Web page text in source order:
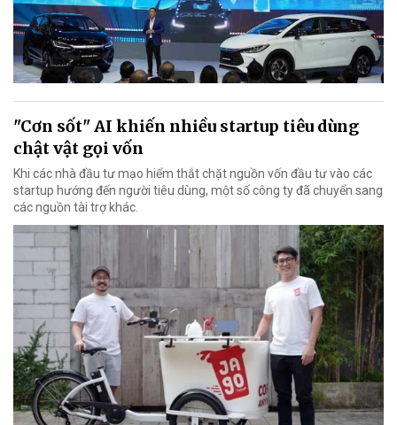
"Cơn sốt" AI khiến nhiều startup tiêu dùng
chật vật gọi vốn
Khi các nhà đầu tư mạo hiểm thắt chặt nguồn vốn đầu tư vào các
startup hướng đến người tiêu dùng, một số công ty đã chuyển sang
các nguồn tài trợ khác.